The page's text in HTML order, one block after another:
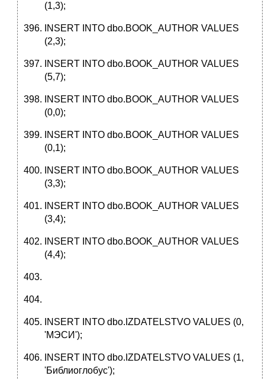
(1,3);
INSERT INTO dbo.BOOK_AUTHOR VALUES
(2,3);
INSERT INTO dbo.BOOK_AUTHOR VALUES
(5,7);
INSERT INTO dbo.BOOK_AUTHOR VALUES
(0,0);
INSERT INTO dbo.BOOK_AUTHOR VALUES
(0,1);
INSERT INTO dbo.BOOK_AUTHOR VALUES
(3,3);
INSERT INTO dbo.BOOK_AUTHOR VALUES
(3,4);
INSERT INTO dbo.BOOK_AUTHOR VALUES
(4,4);
INSERT INTO dbo.IZDATELSTVO VALUES (0,
'МЭСИ');
INSERT INTO dbo.IZDATELSTVO VALUES (1,
'Библиоглобус');